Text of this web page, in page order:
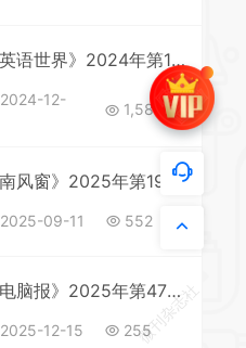
《英语世界》2024年第12期全彩精校PDF杂志下载
2024-12-
1,585
《南风窗》2025年第19期全彩精校PDF杂志下载
2025-09-11 552
《电脑报》2025年第47期全彩精校PDF杂志下载
2025-12-15 255
微刊杂志社